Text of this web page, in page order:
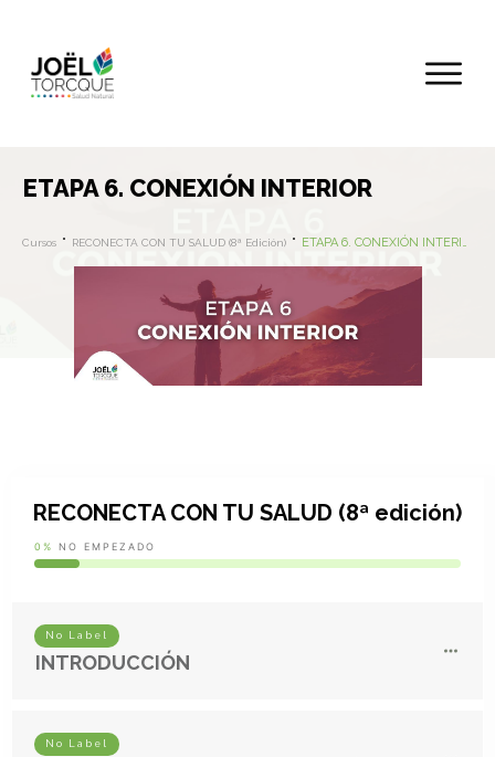
ETAPA 6. CONEXIÓN INTERIOR
Cursos RECONECTA CON TU SALUD (8ª Edición) ETAPA 6. CONEXIÓN INTERIOR
RECONECTA CON TU SALUD (8ª edición)
0% NO EMPEZADO
No Label
INTRODUCCIÓN
No Label